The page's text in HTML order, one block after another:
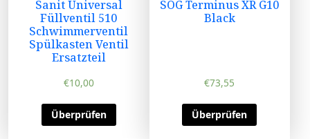
Sanit Universal
Füllventil 510
Schwimmerventil
Spülkasten Ventil
Ersatzteil
€10,00
Überprüfen
SOG Terminus XR G10
Black
€73,55
Überprüfen